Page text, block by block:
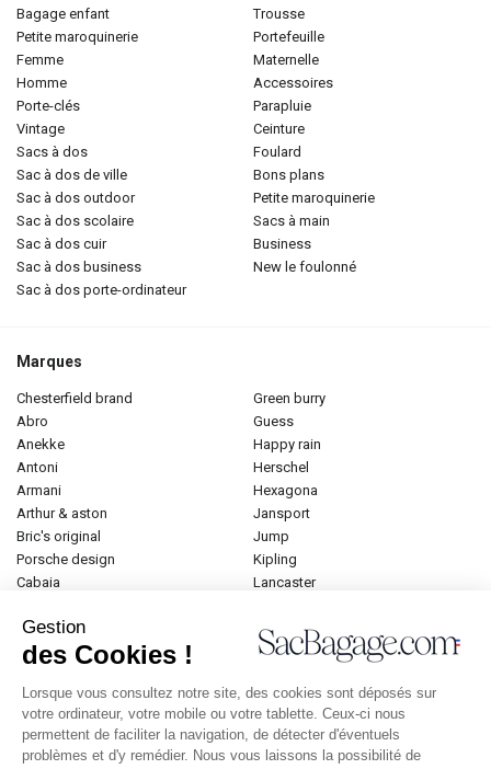
bagage enfant
petite maroquinerie
femme
homme
porte-clés
vintage
sacs à dos
sac à dos de ville
sac à dos outdoor
sac à dos scolaire
sac à dos cuir
sac à dos business
sac à dos porte-ordinateur
trousse
portefeuille
maternelle
accessoires
parapluie
ceinture
foulard
bons plans
petite maroquinerie
sacs à main
business
new le foulonné
Marques
chesterfield brand
abro
anekke
antoni
armani
arthur & aston
bric's original
porsche design
cabaia
caramel et compagnie
desigual
eastpak
elite
emily & noah
esprit
green burry
guess
happy rain
herschel
hexagona
jansport
jump
kipling
lancaster
le tanneur
longchamp
mac alyster
naf-naf
paul marius
samsonite
Gestion
des Cookies !
Lorsque vous consultez notre site, des cookies sont déposés sur
votre ordinateur, votre mobile ou votre tablette. Ceux-ci nous
permettent de faciliter la navigation, de détecter d'éventuels
problèmes et d'y remédier. Nous vous laissons la possibilité de